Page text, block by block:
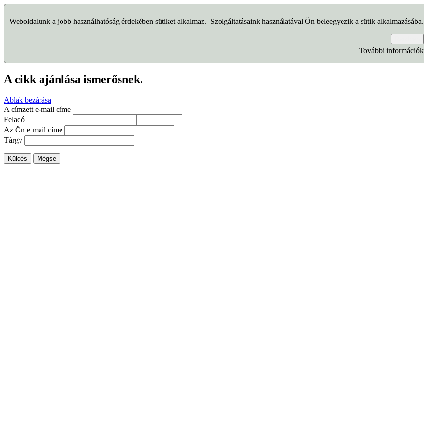
Weboldalunk a jobb használhatóság érdekében sütiket alkalmaz. Szolgáltatásaink használatával Ön beleegyezik a sütik alkalmazásába.
További információk
A cikk ajánlása ismerősnek.
Ablak bezárása
A címzett e-mail címe
Feladó
Az Ön e-mail címe
Tárgy
Küldés Mégse